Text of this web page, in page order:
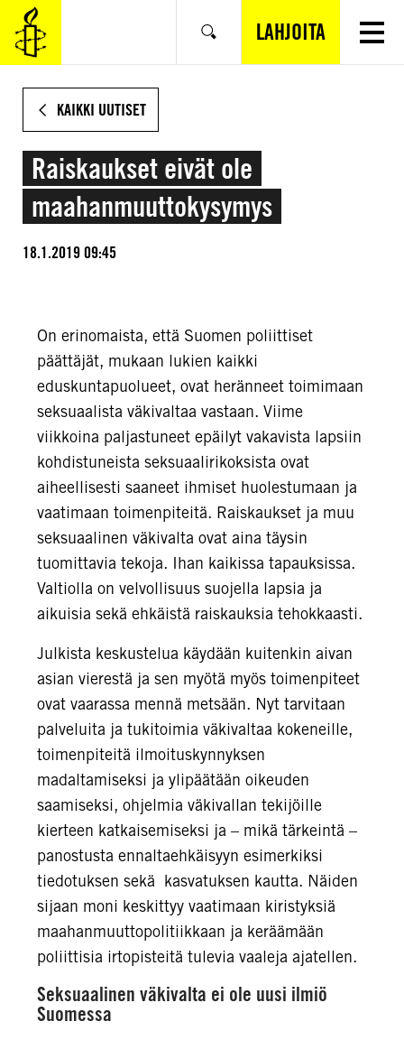
SIIRRY
VARSINAISEEN
SISÄLTÖÖN
Hae LAHJOITA
KAIKKI UUTISET
Raiskaukset eivät ole
maahanmuuttokysymys
18.1.2019 09:45
On erinomaista, että Suomen poliittiset
päättäjät, mukaan lukien kaikki
eduskuntapuolueet, ovat heränneet toimimaan
seksuaalista väkivaltaa vastaan. Viime
viikkoina paljastuneet epäilyt vakavista lapsiin
kohdistuneista seksuaalirikoksista ovat
aiheellisesti saaneet ihmiset huolestumaan ja
vaatimaan toimenpiteitä. Raiskaukset ja muu
seksuaalinen väkivalta ovat aina täysin
tuomittavia tekoja. Ihan kaikissa tapauksissa.
Valtiolla on velvollisuus suojella lapsia ja
aikuisia sekä ehkäistä raiskauksia tehokkaasti.
Julkista keskustelua käydään kuitenkin aivan
asian vierestä ja sen myötä myös toimenpiteet
ovat vaarassa mennä metsään. Nyt tarvitaan
palveluita ja tukitoimia väkivaltaa kokeneille,
toimenpiteitä ilmoituskynnyksen
madaltamiseksi ja ylipäätään oikeuden
saamiseksi, ohjelmia väkivallan tekijöille
kierteen katkaisemiseksi ja – mikä tärkeintä –
panostusta ennaltaehkäisyyn esimerkiksi
tiedotuksen sekä kasvatuksen kautta. Näiden
sijaan moni keskittyy vaatimaan kiristyksiä
maahanmuuttopolitiikkaan ja keräämään
poliittisia irtopisteitä tulevia vaaleja ajatellen.
Seksuaalinen väkivalta ei ole uusi ilmiö
Suomessa